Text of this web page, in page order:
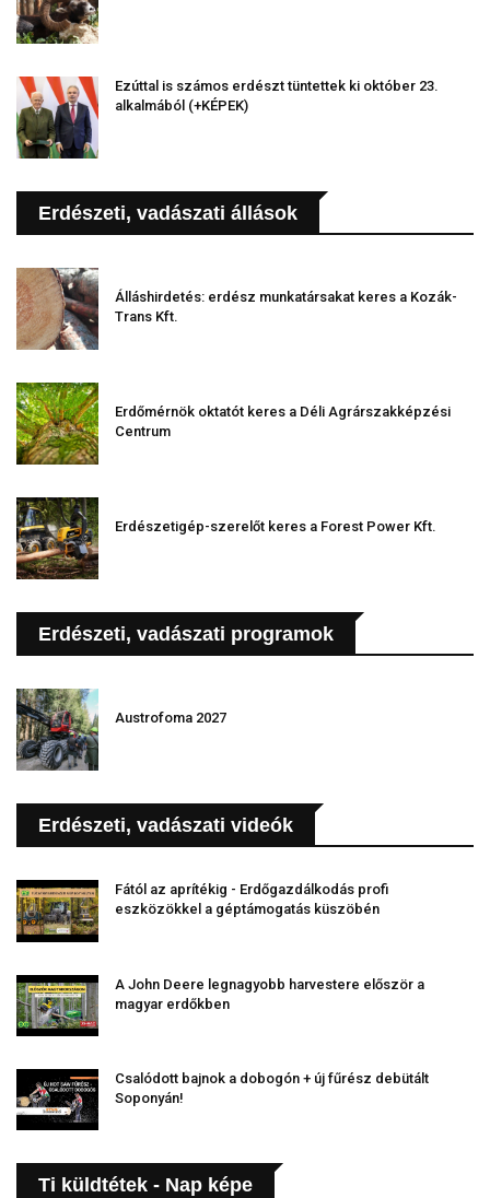
Ezúttal is számos erdészt tüntettek ki október 23.
alkalmából (+KÉPEK)
Erdészeti, vadászati állások
Álláshirdetés: erdész munkatársakat keres a Kozák-
Trans Kft.
Erdőmérnök oktatót keres a Déli Agrárszakképzési
Centrum
Erdészetigép-szerelőt keres a Forest Power Kft.
Erdészeti, vadászati programok
Austrofoma 2027
Erdészeti, vadászati videók
Fától az aprítékig - Erdőgazdálkodás profi
eszközökkel a géptámogatás küszöbén
A John Deere legnagyobb harvestere először a
magyar erdőkben
Csalódott bajnok a dobogón + új fűrész debütált
Soponyán!
Ti küldtétek - Nap képe